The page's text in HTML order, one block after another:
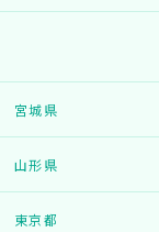
宮城県
山形県
東京都